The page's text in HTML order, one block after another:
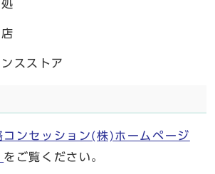
スストア
コンセッション(株)ホームページ
をご覧ください。